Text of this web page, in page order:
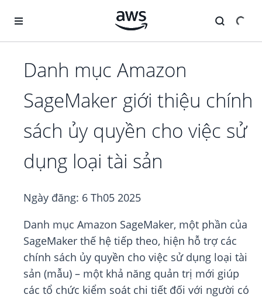
Danh mục Amazon
SageMaker giới thiệu chính
sách ủy quyền cho việc sử
dụng loại tài sản
Ngày đăng: 6 Th05 2025
Danh mục Amazon SageMaker, một phần của
SageMaker thế hệ tiếp theo, hiện hỗ trợ các
chính sách ủy quyền cho việc sử dụng loại tài
sản (mẫu) – một khả năng quản trị mới giúp
các tổ chức kiểm soát chi tiết đối với người có